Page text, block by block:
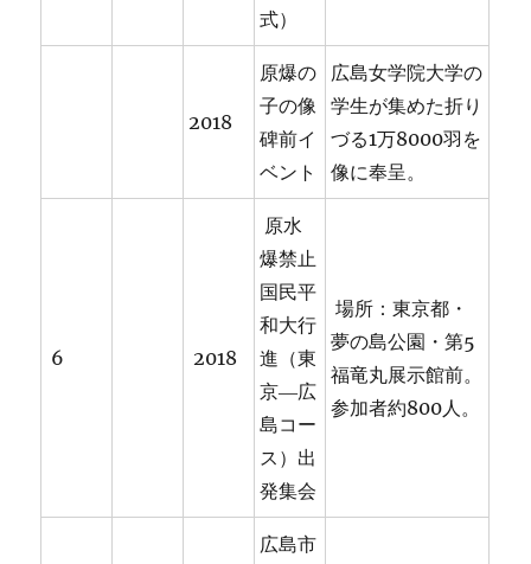
式）
2018
原爆の
子の像
碑前イ
ベント
広島女学院大学の
学生が集めた折り
づる1万8000羽を
像に奉呈。
6 2018
原水
爆禁止
国民平
和大行
進（東
京―広
島コー
ス）出
発集会
場所：東京都・
夢の島公園・第5
福竜丸展示館前。
参加者約800人。
広島市